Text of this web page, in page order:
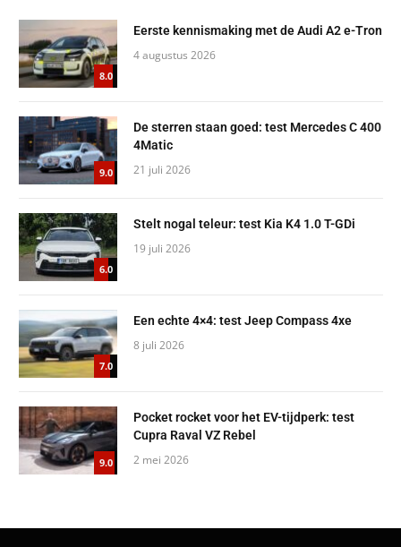
8.0
Eerste kennismaking met de Audi A2 e-Tron
4 augustus 2026
9.0
De sterren staan goed: test Mercedes C 400
4Matic
21 juli 2026
6.0
Stelt nogal teleur: test Kia K4 1.0 T-GDi
19 juli 2026
7.0
Een echte 4×4: test Jeep Compass 4xe
8 juli 2026
9.0
Pocket rocket voor het EV-tijdperk: test
Cupra Raval VZ Rebel
2 mei 2026